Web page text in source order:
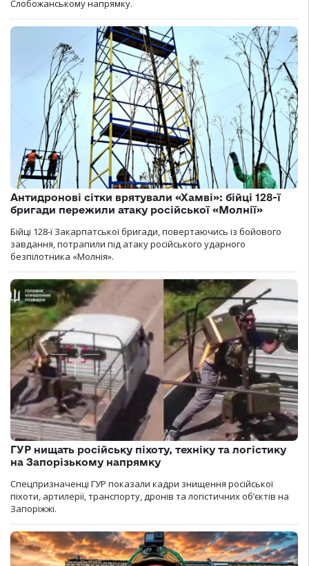
Слобожанському напрямку.
Антидронові сітки врятували «Хамві»: бійці 128-ї
бригади пережили атаку російської «Молнії»
Бійці 128-ї Закарпатської бригади, повертаючись із бойового
завдання, потрапили під атаку російського ударного
безпілотника «Молнія».
ГУР нищать російську піхоту, техніку та логістику
на Запорізькому напрямку
Спецпризначенці ГУР показали кадри знищення російської
піхоти, артилерії, транспорту, дронів та логістичних об’єктів на
Запоріжжі.